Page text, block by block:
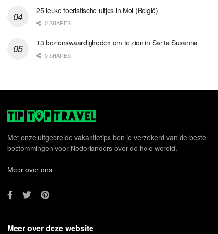
25 leuke toeristische uitjes in Mol (België)
0 SHARES
13 bezienswaardigheden om te zien in Santa Susanna
0 SHARES
Met onze uitgebreide vakantietips ben je verzekerd van de beste
bestemmingen voor Nederlanders over de hele wereld.
Meer over ons
Meer over deze website